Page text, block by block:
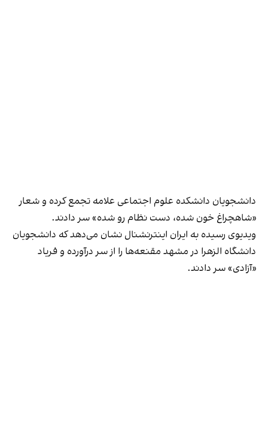
دانشجویان دانشکده علوم اجتماعی علامه تجمع کرده و شعار
«شاهچراغ خون شده، دست نظام رو شده» سر دادند.
ویدیوی رسیده به ایران اینترنشنال نشان می‌دهد که دانشجویان
دانشگاه الزهرا در مشهد مقنعه‌ها را از سر درآورده و فریاد
«آزادی» سر دادند.